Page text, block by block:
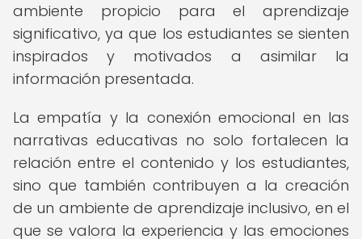
ambiente propicio para el aprendizaje
significativo, ya que los estudiantes se sienten
inspirados y motivados a asimilar la
información presentada.
La empatía y la conexión emocional en las
narrativas educativas no solo fortalecen la
relación entre el contenido y los estudiantes,
sino que también contribuyen a la creación
de un ambiente de aprendizaje inclusivo, en el
que se valora la experiencia y las emociones